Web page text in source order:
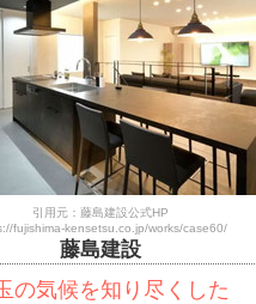
引用元：藤島建設公式HP
fujishima-kensetsu.co.jp/works/case60/
藤島建設
の気候を知り尽くした